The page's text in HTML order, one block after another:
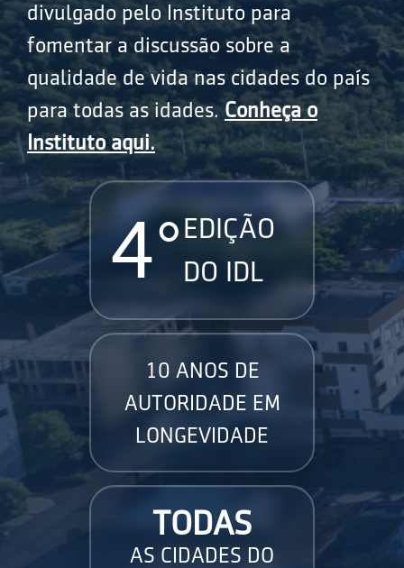
divulgado pelo Instituto para
fomentar a discussão sobre a
qualidade de vida nas cidades do país
para todas as idades.Conheça o
Instituto aqui.
4° EDIÇÃO
DO IDL
10 ANOS DE
AUTORIDADE EM
LONGEVIDADE
TODAS
AS CIDADES DO